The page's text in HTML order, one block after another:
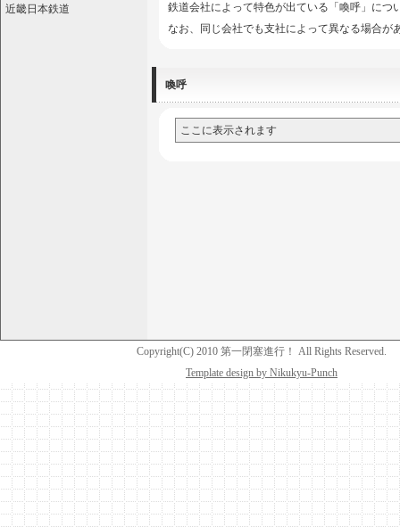
近畿日本鉄道
鉄道会社によって特色が出ている「喚呼」につ
なお、同じ会社でも支社によって異なる場合が
喚呼
ここに表示されます
Copyright(C) 2010 第一閉塞進行！ All Rights Reserved.
Template design by Nikukyu-Punch